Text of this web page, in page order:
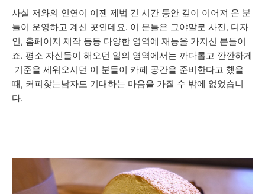
사실 저와의 인연이 이젠 제법 긴 시간 동안 깊이 이어져 온 분
들이 운영하고 계신 곳인데요. 이 분들은 그야말로 사진, 디자
인, 홈페이지 제작 등등 다양한 영역에 재능을 가지신 분들이
죠. 평소 자신들이 해오던 일의 영역에서는 까다롭고 깐깐하게
기준을 세워오시던 이 분들이 카페 공간을 준비한다고 했을
때, 커피찾는남자도 기대하는 마음을 가질 수 밖에 없었습니
다.